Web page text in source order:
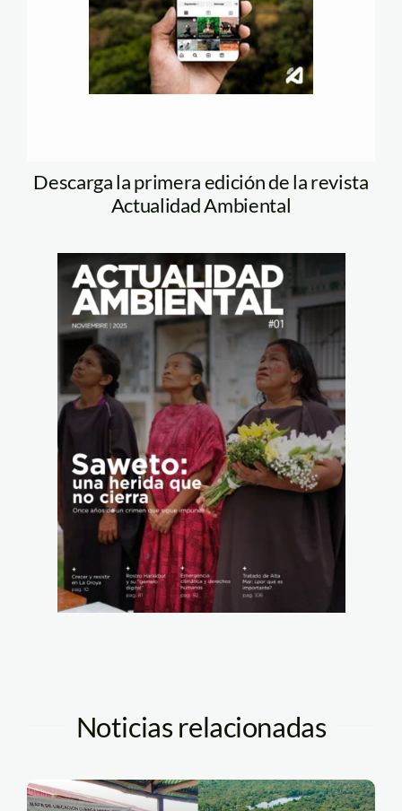
Descarga la primera edición de la revista
Actualidad Ambiental
Noticias relacionadas